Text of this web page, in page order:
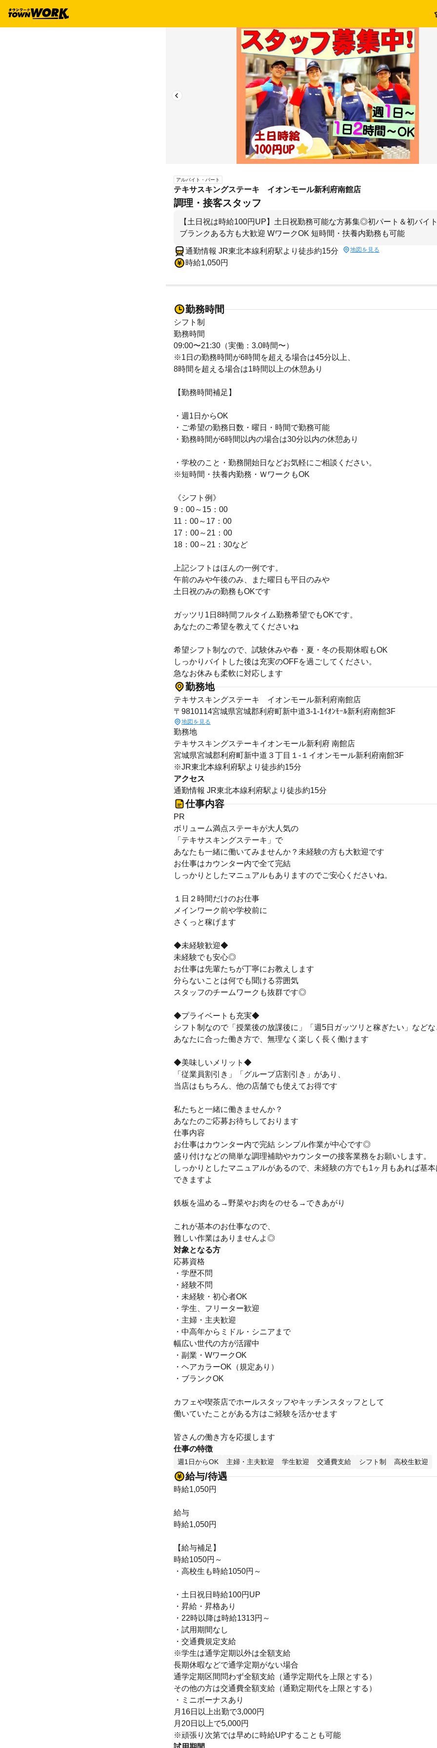
アルバイト・パート
テキサスキングステーキ イオンモール新利府南館店
調理・接客スタッフ
【土日祝は時給100円UP】土日祝勤務可能な方募集◎初パート＆初バイ
ブランクある方も大歓迎 WワークOK 短時間・扶養内勤務も可能
通勤情報 JR東北本線利府駅より徒歩約15分 地図を見る
時給1,050円
勤務時間
シフト制
勤務時間
09:00〜21:30（実働：3.0時間〜）
※1日の勤務時間が6時間を超える場合は45分以上、
8時間を超える場合は1時間以上の休憩あり
【勤務時間補足】
・週1日からOK
・ご希望の勤務日数・曜日・時間で勤務可能
・勤務時間が6時間以内の場合は30分以内の休憩あり
・学校のこと・勤務開始日などお気軽にご相談ください。
※短時間・扶養内勤務・ＷワークもOK
《シフト例》
9：00～15：00
11：00～17：00
17：00～21：00
18：00～21：30など
上記シフトはほんの一例です。
午前のみや午後のみ、また曜日も平日のみや
土日祝のみの勤務もOKです
ガッツリ1日8時間フルタイム勤務希望でもOKです。
あなたのご希望を教えてくださいね
希望シフト制なので、試験休みや春・夏・冬の長期休暇もOK
しっかりバイトした後は充実のOFFを過ごしてください。
急なお休みも柔軟に対応します
勤務地
テキサスキングステーキ イオンモール新利府南館店
〒9810114宮城県宮城郡利府町新中道3-1‐1ｲｵﾝﾓｰﾙ新利府南館3F
地図を見る
勤務地
テキサスキングステーキイオンモール新利府 南館店
宮城県宮城郡利府町新中道３丁目１‐１イオンモール新利府南館3F
※JR東北本線利府駅より徒歩約15分
アクセス
通勤情報 JR東北本線利府駅より徒歩約15分
仕事内容
PR
ボリューム満点ステーキが大人気の
「テキサスキングステーキ」で
あなたも一緒に働いてみませんか？未経験の方も大歓迎です
お仕事はカウンター内で全て完結
しっかりとしたマニュアルもありますのでご安心くださいね。
１日２時間だけのお仕事
メインワーク前や学校前に
さくっと稼げます
◆未経験歓迎◆
未経験でも安心◎
お仕事は先輩たちが丁寧にお教えします
分らないことは何でも聞ける雰囲気
スタッフのチームワークも抜群です◎
◆プライベートも充実◆
シフト制なので「授業後の放課後に」「週5日ガッツリと稼ぎたい」などな
あなたに合った働き方で、無理なく楽しく長く働けます
◆美味しいメリット◆
「従業員割引き」「グループ店割引き」があり、
当店はもちろん、他の店舗でも使えてお得です
私たちと一緒に働きませんか？
あなたのご応募お待ちしております
仕事内容
お仕事はカウンター内で完結 シンプル作業が中心です◎
盛り付けなどの簡単な調理補助やカウンターの接客業務をお願いします。
しっかりとしたマニュアルがあるので、未経験の方でも1ヶ月もあれば基
できますよ
鉄板を温める→野菜やお肉をのせる→できあがり
これが基本のお仕事なので、
難しい作業はありませんよ◎
対象となる方
応募資格
・学歴不問
・経験不問
・未経験・初心者OK
・学生、フリーター歓迎
・主婦・主夫歓迎
・中高年からミドル・シニアまで
幅広い世代の方が活躍中
・副業・WワークOK
・ヘアカラーOK（規定あり）
・ブランクOK
カフェや喫茶店でホールスタッフやキッチンスタッフとして
働いていたことがある方はご経験を活かせます
皆さんの働き方を応援します
仕事の特徴
週1日からOK 主婦・主夫歓迎 学生歓迎 交通費支給 シフト制 高校生歓迎
給与/待遇
時給1,050円
給与
時給1,050円
【給与補足】
時給1050円～
・高校生も時給1050円～
・土日祝日時給100円UP
・昇給・昇格あり
・22時以降は時給1313円～
・試用期間なし
・交通費規定支給
※学生は通学定期以外は全額支給
長期休暇などで通学定期がない場合
通学定期区間問わず全額支給（通学定期代を上限とする）
その他の方は交通費全額支給（通勤定期代を上限とする）
・ミニボーナスあり
月16日以上出勤で3,000円
月20日以上で5,000円
※頑張り次第では早めに時給UPすることも可能